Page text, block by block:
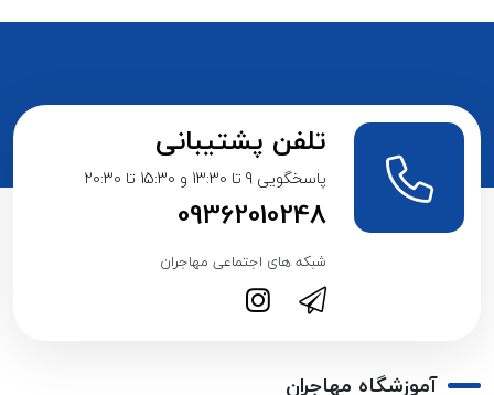
تلفن پشتیبانی
پاسخگویی 9 تا 13:30 و 15:30 تا 20:30
09362010248
شبکه های اجتماعی مهاجران
آموزشگاه مهاجران